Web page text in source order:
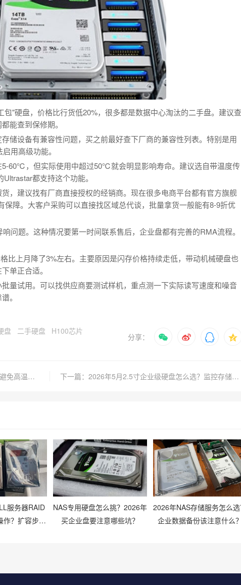
"硬盘，价格比行货低20%，很多都是数据中心淘汰的二手盘。建议查
能查到保修期。
储设备有兼容性问题，买之前最好查下厂商的兼容性列表。特别是用
用高级功能。
5-60℃，但实际使用中超过50℃就会明显影响寿命。建议选自带温度传
都支持这个功能。
，建议找有厂商直接授权的经销商。现在很多电商平台都有官方旗舰
保障。大客户采购可以直接找区域总代谈，批量拿货一般能有8-9折优
问题。这种情况要第一时间联系售后，企业盘都有完善的RMA流程。
比上月降了3%左右。主要原因是闪存价格持续走低，带动机械硬盘也
单正合适。
量试用。可以找供应商要测试样机，重点测一下实际读写速度和噪音
。
盘 二手硬盘
H100芯片
分享：
上一篇：企业级硬盘工作温度多少合适？如何避免高温损伤数据？ 下一篇：2026年5月2.5寸企业级硬盘怎么选？监控存储和NAS兼容性要注意啥？
服务器RAID
作？扩容步骤
NAS专用硬盘怎么挑？2026年
买企业盘要注意哪些坑？
2026年NAS存储服务怎么选
企业数据备份该注意什么？